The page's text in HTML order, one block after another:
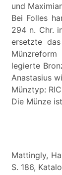
und
Bei Folles
294 n. Chr.
ersetzte
legierte
Anastasius
Münztyp:
Die Münze
Mattingly,
S. 186,